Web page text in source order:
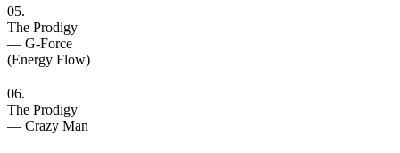
05.
The Prodigy
— G-Force
(Energy Flow)
06.
The Prodigy
— Crazy Man